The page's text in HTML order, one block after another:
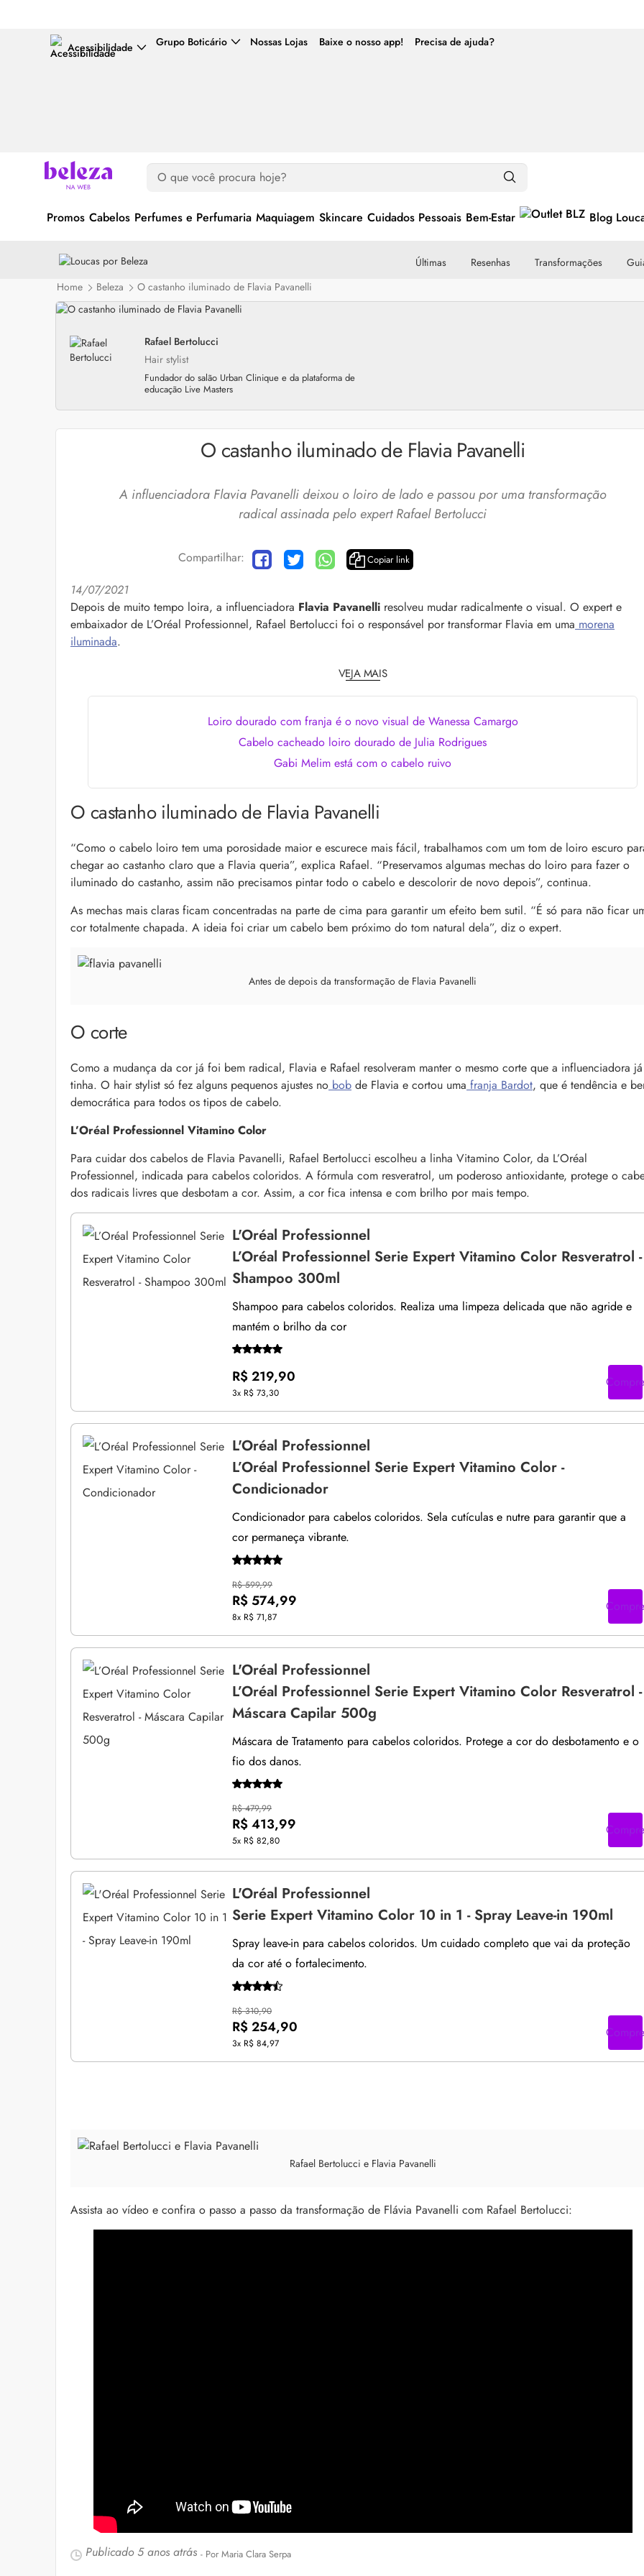
Acessibilidade Grupo Boticário Nossas Lojas Baixe o nosso app! Precisa de ajuda?
Promos Cabelos Perfumes e Perfumaria Maquiagem Skincare Cuidados Pessoais Bem-Estar Blog
Últimas Resenhas Transformações
Home
Beleza O castanho iluminado de Flavia Pavanelli
Rafael Bertolucci
Hair stylist
Fundador do salão Urban Clinique e da plataforma de
educação Live Masters
O castanho iluminado de Flavia Pavanelli
A influenciadora Flavia Pavanelli deixou o loiro de lado e passou por uma transformação
radical assinada pelo expert Rafael Bertolucci
Compartilhar: Copiar link
14/07/2021
Depois de muito tempo loira, a influenciadora Flavia Pavanelli resolveu mudar radicalmente o visual. O expert e
embaixador de L’Oréal Professionnel, Rafael Bertolucci foi o responsável por transformar Flavia em uma morena
iluminada.
VEJA MAIS
Loiro dourado com franja é o novo visual de Wanessa Camargo
Cabelo cacheado loiro dourado de Julia Rodrigues
Gabi Melim está com o cabelo ruivo
O castanho iluminado de Flavia Pavanelli
“Como o cabelo loiro tem uma porosidade maior e escurece mais fácil, trabalhamos com um tom de loiro escuro
chegar ao castanho claro que a Flavia queria”, explica Rafael. “Preservamos algumas mechas do loiro para fazer o
iluminado do castanho, assim não precisamos pintar todo o cabelo e descolorir de novo depois”, continua.
As mechas mais claras ficam concentradas na parte de cima para garantir um efeito bem sutil. “É só para não ficar
cor totalmente chapada. A ideia foi criar um cabelo bem próximo do tom natural dela”, diz o expert.
Antes de depois da transformação de Flavia Pavanelli
O corte
Como a mudança da cor já foi bem radical, Flavia e Rafael resolveram manter o mesmo corte que a influenciadora já
tinha. O hair stylist só fez alguns pequenos ajustes no bob de Flavia e cortou uma franja Bardot, que é tendência e
democrática para todos os tipos de cabelo.
L’Oréal Professionnel Vitamino Color
Para cuidar dos cabelos de Flavia Pavanelli, Rafael Bertolucci escolheu a linha Vitamino Color, da L’Oréal
Professionnel, indicada para cabelos coloridos. A fórmula com resveratrol, um poderoso antioxidante, protege o
dos radicais livres que desbotam a cor. Assim, a cor fica intensa e com brilho por mais tempo.
L'Oréal Professionnel
L’Oréal Professionnel Serie Expert Vitamino Color Resveratrol -
Shampoo 300ml
Shampoo para cabelos coloridos. Realiza uma limpeza delicada que não agride e
mantém o brilho da cor
R$ 219,90
3x R$ 73,30
Compre
L'Oréal Professionnel
L’Oréal Professionnel Serie Expert Vitamino Color -
Condicionador
Condicionador para cabelos coloridos. Sela cutículas e nutre para garantir que a
cor permaneça vibrante.
R$ 599,99
R$ 574,99
8x R$ 71,87
Compre
L'Oréal Professionnel
L’Oréal Professionnel Serie Expert Vitamino Color Resveratrol -
Máscara Capilar 500g
Máscara de Tratamento para cabelos coloridos. Protege a cor do desbotamento e o
fio dos danos.
R$ 479,99
R$ 413,99
5x R$ 82,80
Compre
L'Oréal Professionnel
Serie Expert Vitamino Color 10 in 1 - Spray Leave-in 190ml
Spray leave-in para cabelos coloridos. Um cuidado completo que vai da proteção
da cor até o fortalecimento.
R$ 310,90
R$ 254,90
3x R$ 84,97
Compre
Rafael Bertolucci e Flavia Pavanelli
Assista ao vídeo e confira o passo a passo da transformação de Flávia Pavanelli com Rafael Bertolucci:
Publicado5 anos atrás - Por Maria Clara Serpa
Cuidados com a barba: 4 dicas e produtos
O expert Willy Morales revela 5 cuidados com a
Queda de cabelo masculina: causas,
e mais
“Icônica, atemporal e lendária”: Rosalía e Calvin
Descubra a parceria entre Rosalía e Calvin Klein
para o lançamento de três novas fragrâncias da
icônica linha Euphoria
Aproveite o App Day Beleza na Web!
top 32 descontos em skincare, perfume,
maquiagem e cabelos, e renove seu
as melhores ofertas